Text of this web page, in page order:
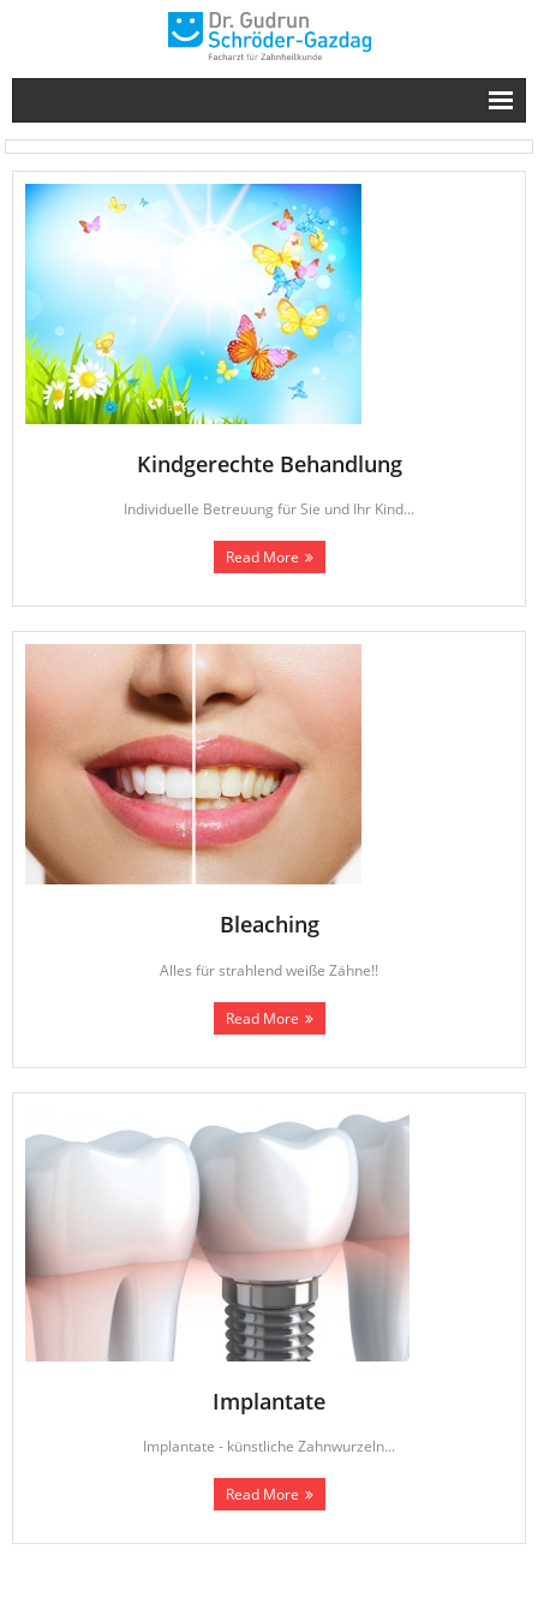
Team
- Dr. Gudrun Schröder-Gazdag – Zahnärztin
- Unser Team
- Kassenleistungen
- Mundhygiene – Professionelle Zahnreinigung
- Knirscherschiene
- Implantate
- Wissenswertes
- Öffnungszeiten
Schmerzpatienten
- Schmerzpatienten
- Bereitschaftsdienst
Anfahrt
Kindgerechte Behandlung
Individuelle Betreuung für Sie und Ihr Kind...
Read More
Bleaching
Alles für strahlend weiße Zähne!!
Read More
Implantate
Implantate - künstliche Zahnwurzeln...
Read More